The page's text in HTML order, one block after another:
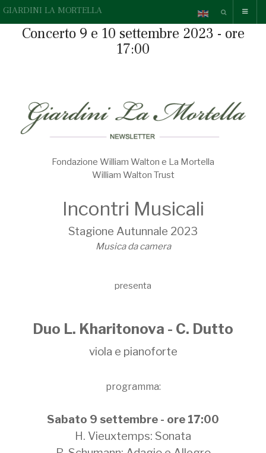
GIARDINI LA MORTELLA
Concerto 9 e 10 settembre 2023 - ore
17:00
Fondazione William Walton e La Mortella
William Walton Trust
Incontri Musicali
Stagione Autunnale 2023
Musica da camera
presenta
Duo L. Kharitonova - C. Dutto
viola e pianoforte
programma:
Sabato 9 settembre - ore 17:00
H. Vieuxtemps: Sonata